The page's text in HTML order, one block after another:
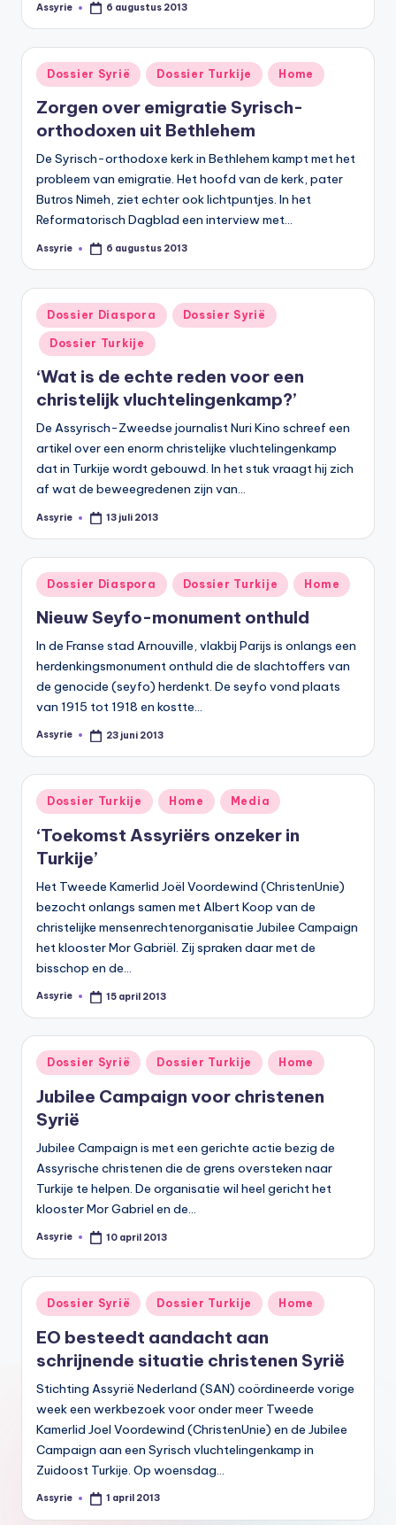
Geplaatst
Assyrie 6 augustus 2013
Geplaatst
in
Dossier Syrië Dossier Turkije Home
Zorgen over emigratie Syrisch-
orthodoxen uit Bethlehem
De Syrisch-orthodoxe kerk in Bethlehem kampt met het
probleem van emigratie. Het hoofd van de kerk, pater
Butros Nimeh, ziet echter ook lichtpuntjes. In het
Reformatorisch Dagblad een interview met…
Geplaatst
Assyrie 6 augustus 2013
Geplaatst
in
Dossier Diaspora Dossier Syrië
Dossier Turkije
‘Wat is de echte reden voor een
christelijk vluchtelingenkamp?’
De Assyrisch-Zweedse journalist Nuri Kino schreef een
artikel over een enorm christelijke vluchtelingenkamp
dat in Turkije wordt gebouwd. In het stuk vraagt hij zich
af wat de beweegredenen zijn van…
Geplaatst
Assyrie 13 juli 2013
Geplaatst
in
Dossier Diaspora Dossier Turkije Home
Nieuw Seyfo-monument onthuld
In de Franse stad Arnouville, vlakbij Parijs is onlangs een
herdenkingsmonument onthuld die de slachtoffers van
de genocide (seyfo) herdenkt. De seyfo vond plaats
van 1915 tot 1918 en kostte…
Geplaatst
Assyrie 23 juni 2013
Geplaatst
Dossier Turkije Home Media
‘Toekomst Assyriërs onzeker in
Turkije’
Het Tweede Kamerlid Joël Voordewind (ChristenUnie)
bezocht onlangs samen met Albert Koop van de
christelijke mensenrechtenorganisatie Jubilee Campaign
het klooster Mor Gabriël. Zij spraken daar met de
bisschop en de…
Geplaatst
Assyrie 15 april 2013
Geplaatst
in
Dossier Syrië Dossier Turkije Home
Jubilee Campaign voor christenen
Syrië
Jubilee Campaign is met een gerichte actie bezig de
Assyrische christenen die de grens oversteken naar
Turkije te helpen. De organisatie wil heel gericht het
klooster Mor Gabriel en de…
Geplaatst
Assyrie 10 april 2013
Geplaatst
in
Dossier Syrië Dossier Turkije Home
EO besteedt aandacht aan
schrijnende situatie christenen Syrië
Stichting Assyrië Nederland (SAN) coördineerde vorige
week een werkbezoek voor onder meer Tweede
Kamerlid Joel Voordewind (ChristenUnie) en de Jubilee
Campaign aan een Syrisch vluchtelingenkamp in
Zuidoost Turkije. Op woensdag…
Geplaatst
Assyrie 1 april 2013